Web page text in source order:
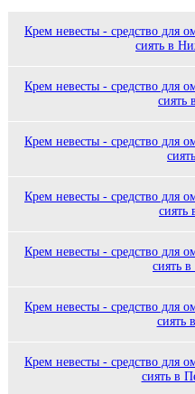
Крем невесты - средство для
сиять в
Крем невесты - средство для
сиять
Крем невесты - средство для
Крем невесты - средство для
сиять
Крем невесты - средство для
сиять
Крем невесты - средство для
сиять
Крем невесты - средство для
сиять в